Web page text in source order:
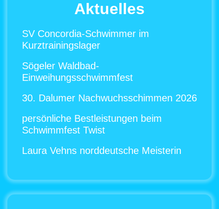
Aktuelles
SV Concordia-Schwimmer im
Kurztrainingslager
Sögeler Waldbad-
Einweihungsschwimmfest
30. Dalumer Nachwuchsschimmen 2026
persönliche Bestleistungen beim
Schwimmfest Twist
Laura Vehns norddeutsche Meisterin